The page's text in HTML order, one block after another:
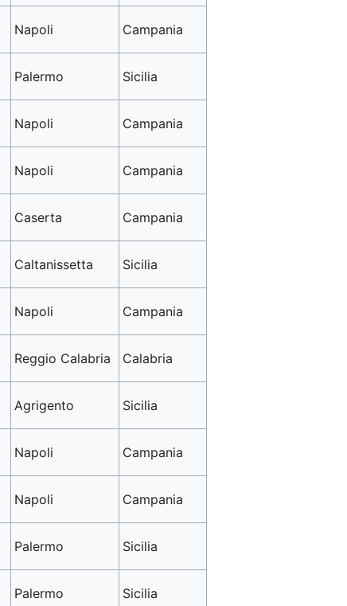
Napoli Campania
Palermo Sicilia
Napoli Campania
Napoli Campania
Caserta Campania
Caltanissetta Sicilia
Napoli Campania
Reggio Calabria Calabria
Agrigento Sicilia
Napoli Campania
Napoli Campania
Palermo Sicilia
Palermo Sicilia